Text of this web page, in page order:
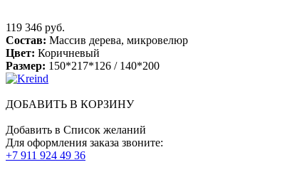
119 346 руб.
Состав: Массив дерева, микровелюр
Цвет: Коричневый
Размер: 150*217*126 / 140*200
ДОБАВИТЬ В КОРЗИНУ
Добавить в Список желаний
Для оформления заказа звоните:
+7 911 924 49 36